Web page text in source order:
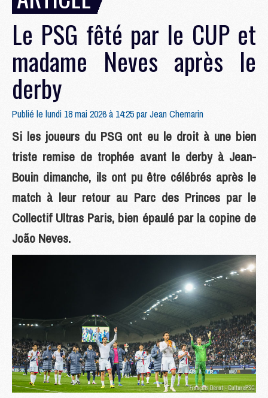
Le PSG fêté par le CUP et
madame Neves après le
derby
Publié le lundi 18 mai 2026 à 14:25 parJean Chemarin
Si les joueurs du PSG ont eu le droit à une bien
triste remise de trophée avant le derby à Jean-
Bouin dimanche, ils ont pu être célébrés après le
match à leur retour au Parc des Princes par le
Collectif Ultras Paris, bien épaulé par la copine de
João Neves.